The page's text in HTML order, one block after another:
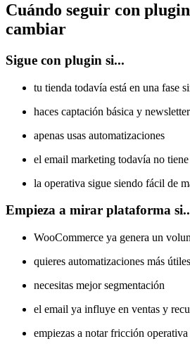
Cuándo seguir con
cambiar
Sigue con plugin si...
tu tienda todavía está en una fase
haces captación básica y
apenas usas automatizaciones
el email marketing todavía no
la operativa sigue siendo fácil de
Empieza a mirar plataforma
WooCommerce ya genera un
quieres automatizaciones más
necesitas mejor segmentación
el email ya influye en ventas y
empiezas a notar fricción